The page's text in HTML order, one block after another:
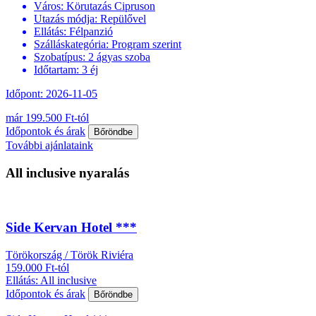
Város: Körutazás Cipruson
Utazás módja: Repülővel
Ellátás: Félpanzió
Szálláskategória: Program szerint
Szobatípus: 2 ágyas szoba
Időtartam: 3 éj
Időpont: 2026-11-05
már 199.500 Ft-tól
Időpontok és árak
Bőröndbe
További ajánlataink
All inclusive nyaralás
Side Kervan Hotel ***
Törökország / Török Riviéra
159.000 Ft-tól
Ellátás: All inclusive
Időpontok és árak
Bőröndbe